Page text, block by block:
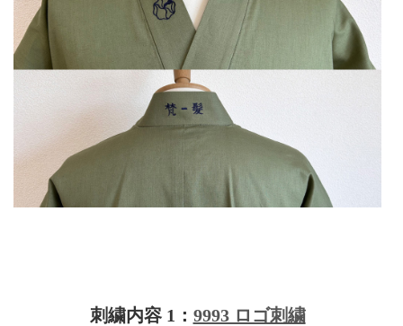
刺繍内容 1： 9993 ロゴ刺繍